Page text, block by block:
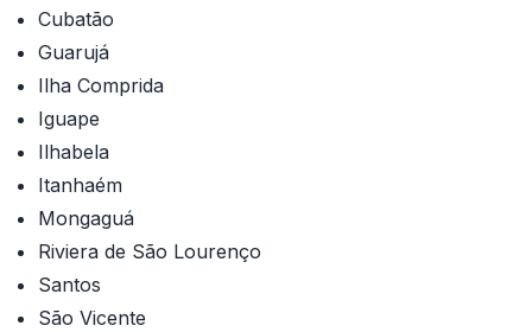
Cubatão
Guarujá
Ilha Comprida
Iguape
Ilhabela
Itanhaém
Mongaguá
Riviera de São Lourenço
Santos
São Vicente